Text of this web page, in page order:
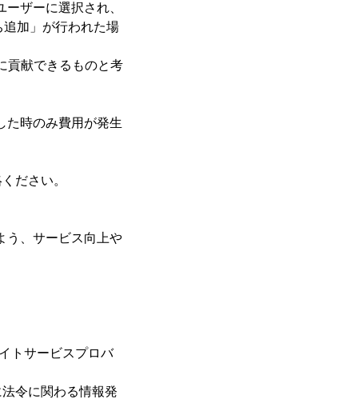
ザーに選択され、
加」が行われた場
貢献できるものと考
た時のみ費用が発生
ださい。
う、サービス向上や
トサービスプロバ
令に関わる情報発